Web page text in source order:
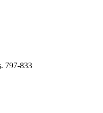
797-833